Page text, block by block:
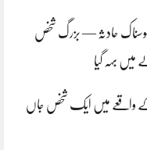
حادثہ — بزرگ شخص
میں بہہ گیا
واقعے میں ایک شخص جاں